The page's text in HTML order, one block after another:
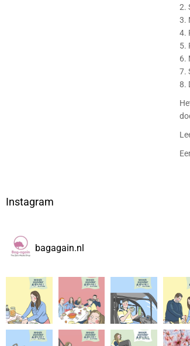
2.
3.
4.
5.
6.
7.
8.
Instagram
bagagain.nl